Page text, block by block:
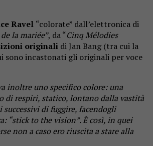
Ravel “colorate” dall’elettronica di
la mariée”, da “Cinq Mélodies
originali di Jan Bang (tra cui la
sono incastonati gli originali per voce
inoltre uno specifico colore: una
di respiri, statico, lontano dalla vastità
di fuggire, facendogli
“stick to the vision”. È così, in quei
non a caso ero riuscita a stare alla